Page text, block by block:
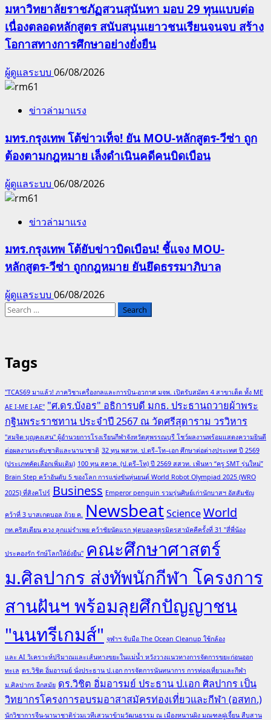
มหาวิทยาลัยราชภัฏสวนสุนันทา มอบ 29 ทุนแบบต่อ
เนื่องตลอดหลักสูตร สนับสนุนเยาวชนเรียนจนจบ สร้าง
โอกาสทางการศึกษาอย่างยั่งยืน
ผู้ดูแลระบบ 06/08/2026
ข่าวล่ามาแรง
มทร.กรุงเทพ โต้ข่าวเท็จ! ยัน MOU-หลักสูตร-วีซ่า ถูก
ต้องตามกฎหมาย เล็งดำเนินคดีคนบิดเบือน
ผู้ดูแลระบบ 06/08/2026
ข่าวล่ามาแรง
มทร.กรุงเทพ โต้ยับข่าวบิดเบือน! ชี้แจง MOU-
หลักสูตร-วีซ่า ถูกกฎหมาย ยันยึดธรรมาภิบาล
ผู้ดูแลระบบ 06/08/2026
Search
Tags
"TCAS69 มาแล้ว! ภาควิชาเครื่องกลและการบิน-อวกาศ มจพ. เปิดรับสมัคร 4 สาขาเด็ด ทั้ง ME
AE I-ME I-AE" "ศ.ดร.บังอร" อธิการบดี มกธ. ประธานถวายผ้าพระ
กฐินพระราชทาน ประจำปี 2567 ณ วัดศรีสุดาราม วรวิหาร
"สมจิต บุญคงเสน" ผู้อำนวยการโรงเรียนกีฬาจังหวัดสุพรรณบุรี โชว์ผลงานพร้อมแสดงความยินดี
ต่อผลงานระดับชาติและนานาชาติ 32 ทุน พสวท. ป.ตรี–โท–เอก ศึกษาต่อต่างประเทศ ปี 2569
(ประเภทคัดเลือกเพิ่มเติม) 100 ทุน สควค. (ป.ตรี–โท) ปี 2569 สสวท. เฟ้นหา “ครู SMT รุ่นใหม่”
Brain Step คว้าอันดับ 5 ของโลก การแข่งขันหุ่นยนต์ World Robot Olympiad 2025 (WRO
2025) ที่สิงคโปร์ Business Emperor penguin รวมรุ่นศิษย์เก่านักบาสฯ อัสสัมชัญ
คว้าที่ 3 บาสเกตบอล ถ้วย ค. NewsbeatScienceWorld
กท.คริสเตียน ควง ลูกแม่รำเพย คว้าชัยนัดแรก ฟุตบอลจตุรมิตรสามัคคีครั้งที่ 31 "สี่พี่น้อง
ประคองรัก รักษ์โลกให้ยั่งยืน" คณะศึกษาศาสตร์
ม.ศิลปากร ส่งทัพนักกีฬา โครงการ
สานฝันฯ พร้อมลุยศึกปัญญาชน
"นนทรีเกมส์" จุฬาฯ จับมือ The Ocean Cleanup ใช้กล้อง
และ AI วิเคราะห์ปริมาณและเส้นทางขยะในแม่น้ำ หวังวางแนวทางการจัดการขยะก่อนออก
ทะเล ดร.วิชิต อิ่มอารมย์ นั่งประธาน ป.เอก การจัดการนันทนาการ การท่องเที่ยวและกีฬา
ม.ศิลปากร อีกสมัย ดร.วิชิต อิ่มอารมย์ ประธาน ป.เอก ศิลปากร เป็น
วิทยากรโครงการอบรมอาสาสมัครท่องเที่ยวและกีฬา (อสทก.)
นักวิชาการจีน-นานาชาติร่วมเวทีเสวนาข้ามวัฒนธรรม ณ เมืองหนานผิง มณฑลฝูเจี้ยน สืบสาน